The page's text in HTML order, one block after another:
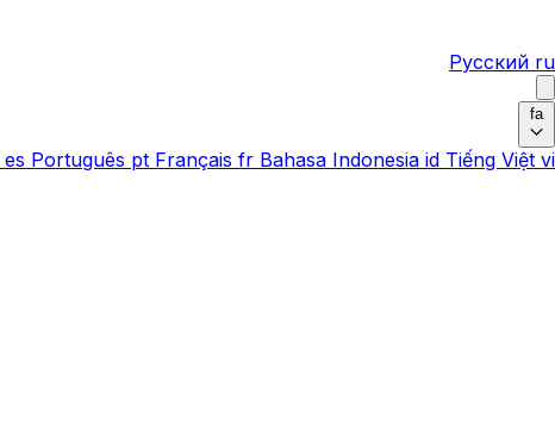
Русский ru
fa
es Português pt Français fr Bahasa Indonesia id Tiếng Việt vi